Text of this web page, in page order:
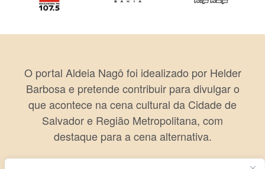
O portal Aldeia Nagô foi idealizado por Helder
Barbosa e pretende contribuir para divulgar o
que acontece na cena cultural da Cidade de
Salvador e Região Metropolitana, com
destaque para a cena alternativa.